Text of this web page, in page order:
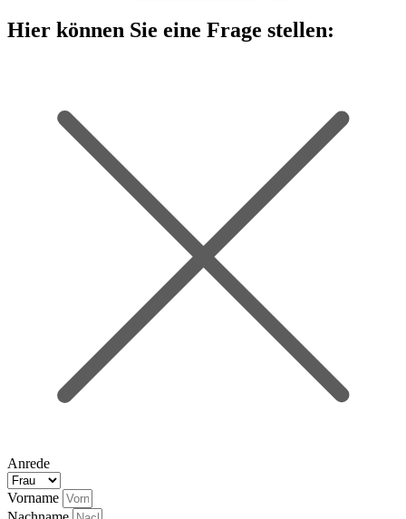
Hier können Sie eine Frage stellen:
Anrede
Vorname